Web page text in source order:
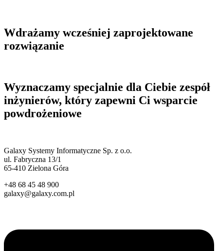
Wdrażamy wcześniej zaprojektowane
rozwiązanie​
Wyznaczamy specjalnie dla Ciebie zespół
inżynierów, który zapewni Ci wsparcie
powdrożeniowe​
Galaxy Systemy Informatyczne Sp. z o.o.
ul. Fabryczna 13/1
65-410 Zielona Góra
+48 68 45 48 900
galaxy@galaxy.com.pl